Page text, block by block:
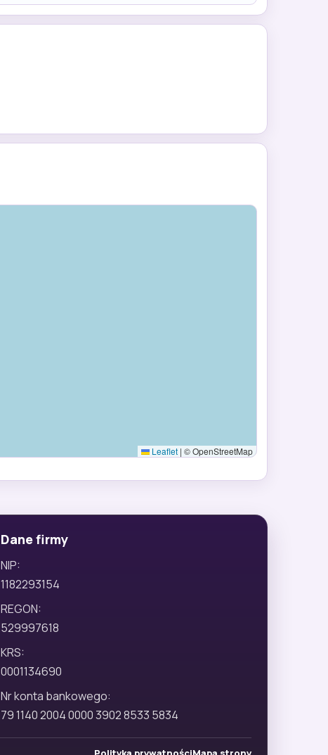
Leaflet | © OpenStreetMap
Dane firmy
NIP:
1182293154
REGON:
529997618
KRS:
0001134690
Nr konta bankowego:
79 1140 2004 0000 3902 8533 5834